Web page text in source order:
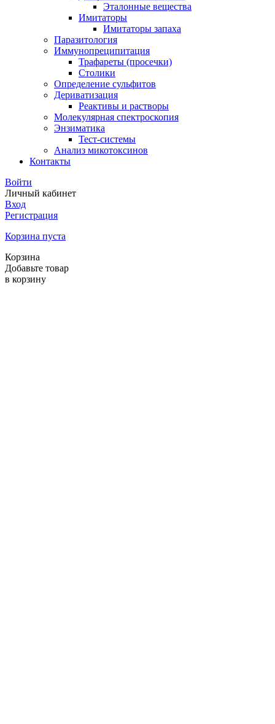
Эталонные вещества
Имитаторы
Имитаторы запаха
Паразитология
Иммунопреципитация
Трафареты (просечки)
Столики
Определение сульфитов
Дериватизация
Реактивы и растворы
Молекулярная спектроскопия
Энзиматика
Тест-системы
Анализ микотоксинов
Контакты
Войти
Личный кабинет
Вход
Регистрация
Корзина пуста
Корзина
Добавьте товар
в корзину